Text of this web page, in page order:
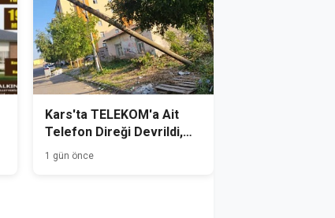
Kars'ta TELEKOM'a Ait
Telefon Direği Devrildi,
Mahalle Sakinleri Önlem
Bekliyor
1 gün önce